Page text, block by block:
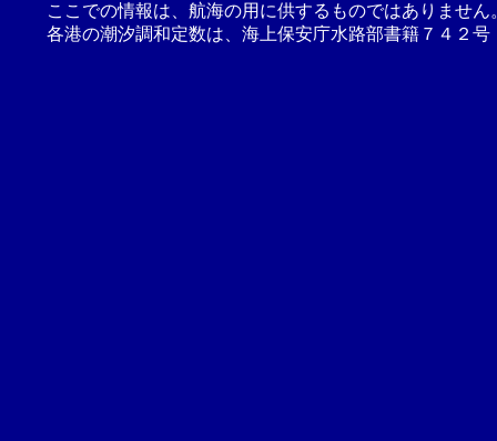
ここでの情報は、航海の用に供するものではありませ
各港の潮汐調和定数は、海上保安庁水路部書籍７４２